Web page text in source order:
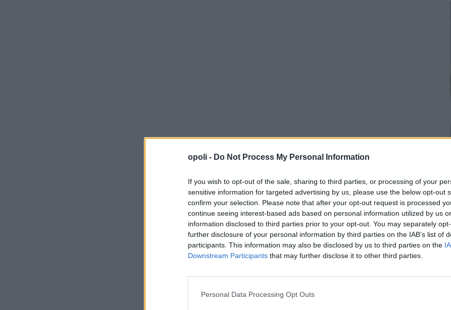
opoli - Do Not Process My Personal Information
If you wish to opt-out of the sale, sharing to third parties, or processing of your
sensitive information for targeted advertising by us, please use the below opt-out
confirm your selection. Please note that after your opt-out request is processed
continue seeing interest-based ads based on personal information utilized by us
information disclosed to third parties prior to your opt-out. You may separately
further disclosure of your personal information by third parties on the IAB’s list of
participants. This information may also be disclosed by us to third parties on the
Downstream Participants that may further disclose it to other third parties.
Personal Data Processing Opt Outs